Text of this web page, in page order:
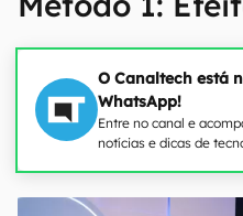
O Canaltech está
WhatsApp!
Entre no canal e
notícias e dicas de